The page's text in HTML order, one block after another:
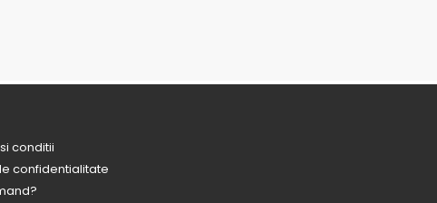
conditii
confidentialitate